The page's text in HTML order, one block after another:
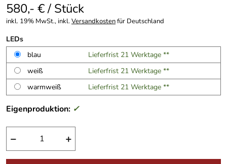
580,- € / Stück
inkl. 19% MwSt., inkl.Versandkostenfür Deutschland
LEDs
blau
Lieferfrist 21 Werktage **
weiß
Lieferfrist 21 Werktage **
warmweiß
Lieferfrist 21 Werktage **
Eigenproduktion: ✓
− +